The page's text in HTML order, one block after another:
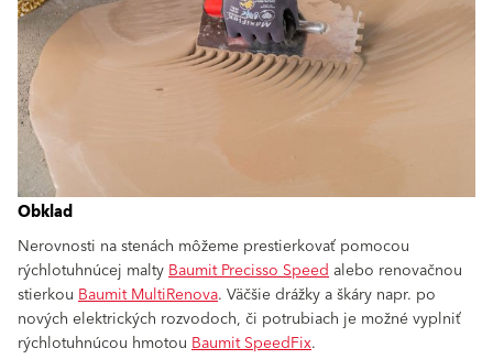
Obklad
Nerovnosti na stenách môžeme prestierkovať pomocou
rýchlotuhnúcej maltyBaumit Precisso Speedalebo renovačnou
stierkou Baumit MultiRenova. Väčšie drážky a škáry napr. po
nových elektrických rozvodoch, či potrubiach je možné vyplniť
rýchlotuhnúcou hmotou Baumit SpeedFix.